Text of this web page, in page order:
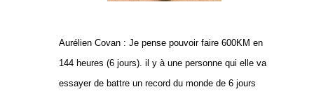
Aurélien Covan : Je pense pouvoir faire 600KM en
144 heures (6 jours). il y à une personne qui elle va
essayer de battre un record du monde de 6 jours